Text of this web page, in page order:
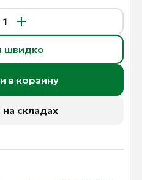
швидко
в корзину
на складах